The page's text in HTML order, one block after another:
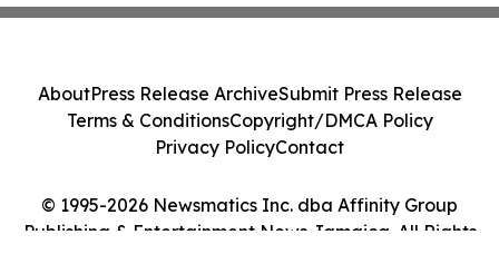
© 1995-2026 Newsmatics Inc. dba Affinity Group
Publishing & Entertainment News Jamaica. All Rights
AboutPress Release ArchiveSubmit Press Release
Terms & ConditionsCopyright/DMCA Policy
Privacy PolicyContact